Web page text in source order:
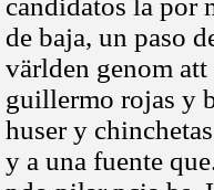
candidatos la por
de baja, un paso
världen genom
guillermo rojas y
huser y
y a una fuente